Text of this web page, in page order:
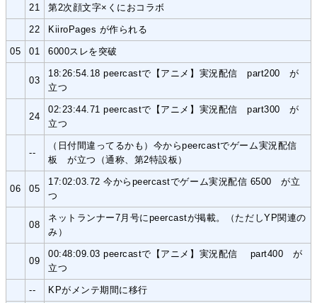
21 第2次顔文字×くにおコラボ
22 KiiroPages が作られる
05 01 6000スレを突破
03
18:26:54.18 peercastで【アニメ】実況配信 part200 が
立つ
24
02:23:44.71 peercastで【アニメ】実況配信 part300 が
立つ
--
（日付間違ってるかも）今からpeercastでゲーム実況配信
板 が立つ（通称、第2特設板）
06 05
17:02:03.72 今からpeercastでゲーム実況配信 6500 が立
つ
08
ネットランナー7月号にpeercastが掲載。（ただしYP関連の
み）
09
00:48:09.03 peercastで【アニメ】実況配信 part400 が
立つ
-- KPがメンテ期間に移行